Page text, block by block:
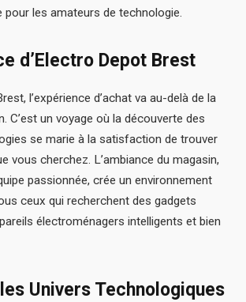
pour les amateurs de technologie.
d’Electro Depot Brest
l’expérience d’achat va au-delà de la
C’est un voyage où la découverte des
se marie à la satisfaction de trouver
vous cherchez. L’ambiance du magasin,
passionnée, crée un environnement
ceux qui recherchent des gadgets
électroménagers intelligents et bien
Univers Technologiques